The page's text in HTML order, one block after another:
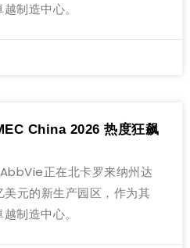
制造中心。
China 2026 热度狂飙
正在北卡罗来纳州达
元的新生产园区，作为其
制造中心。